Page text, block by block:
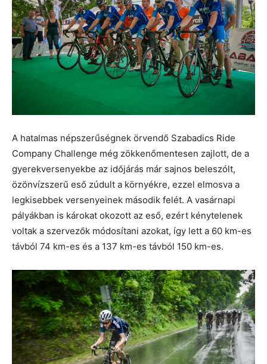
A hatalmas népszerűségnek örvendő Szabadics Ride
Company Challenge még zökkenőmentesen zajlott, de a
gyerekversenyekbe az időjárás már sajnos beleszólt,
özönvízszerű eső zúdult a környékre, ezzel elmosva a
legkisebbek versenyeinek második felét. A vasárnapi
pályákban is károkat okozott az eső, ezért kénytelenek
voltak a szervezők módosítani azokat, így lett a 60 km-es
távból 74 km-es és a 137 km-es távból 150 km-es.